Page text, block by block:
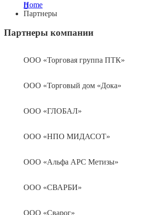
Home
Партнеры
Партнеры компании
ООО «Торговая группа ПТК»
ООО «Торговый дом «Дока»
ООО «ГЛОБАЛ»
ООО «НПО МИДАСОТ»
ООО «Альфа АРС Метизы»
ООО «СВАРБИ»
ООО «Сварог»